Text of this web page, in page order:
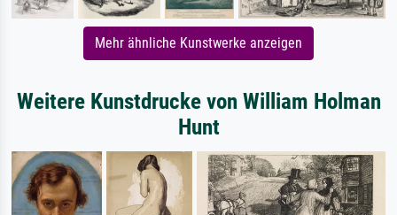
Mehr ähnliche Kunstwerke anzeigen
Weitere Kunstdrucke von William Holman
Hunt